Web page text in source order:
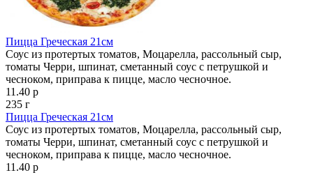
Пицца Греческая 21см
Соус из протертых томатов, Моцарелла, рассольный сыр,
томаты Черри, шпинат, сметанный соус с петрушкой и
чесноком, приправа к пицце, масло чесночное.
11.40 р
235 г
Пицца Греческая 21см
Соус из протертых томатов, Моцарелла, рассольный сыр,
томаты Черри, шпинат, сметанный соус с петрушкой и
чесноком, приправа к пицце, масло чесночное.
11.40 р